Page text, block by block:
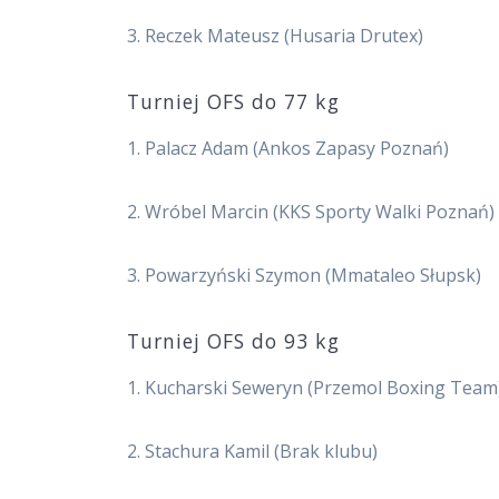
3. Reczek Mateusz (Husaria Drutex)
Turniej OFS do 77 kg
1. Palacz Adam (Ankos Zapasy Poznań)
2. Wróbel Marcin (KKS Sporty Walki Poznań)
3. Powarzyński Szymon (Mmataleo Słupsk)
Turniej OFS do 93 kg
1. Kucharski Seweryn (Przemol Boxing
2. Stachura Kamil (Brak klubu)